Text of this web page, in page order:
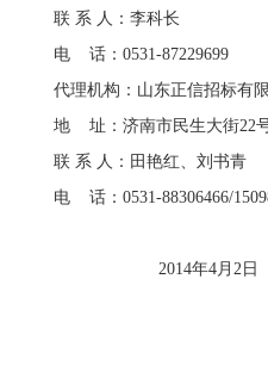
联 系 人：李科长
电 话：0531-87229699
代理机构：山东正信招标有
地 址：济南市民生大街22
联 系 人：田艳红、刘书青
电 话：0531-88306466/
2014年4月2日